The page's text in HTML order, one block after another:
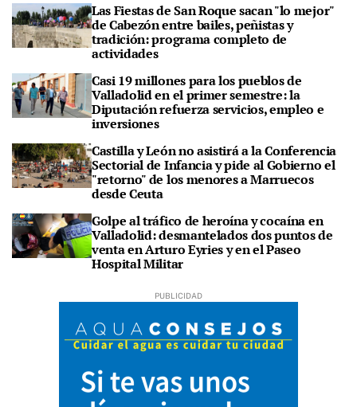
Las Fiestas de San Roque sacan "lo mejor"
de Cabezón entre bailes, peñistas y
tradición: programa completo de
actividades
Casi 19 millones para los pueblos de
Valladolid en el primer semestre: la
Diputación refuerza servicios, empleo e
inversiones
Castilla y León no asistirá a la Conferencia
Sectorial de Infancia y pide al Gobierno el
"retorno" de los menores a Marruecos
desde Ceuta
Golpe al tráfico de heroína y cocaína en
Valladolid: desmantelados dos puntos de
venta en Arturo Eyries y en el Paseo
Hospital Militar